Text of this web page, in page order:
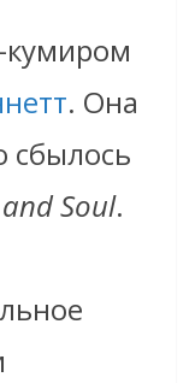
. Она
сбылось
Soul.